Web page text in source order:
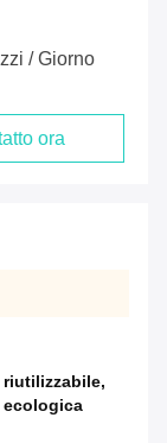
/ Giorno
ora
riutilizzabile,
ecologica